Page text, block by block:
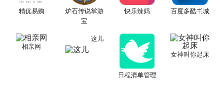
精优易购
炉石传说掌游
宝
快乐辣妈 百度多酷书城
相亲网
这儿
日程清单管理
女神叫你起床